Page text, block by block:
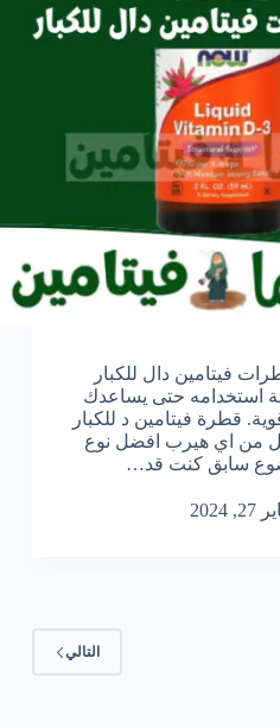
فيتامين دال للكبار
استخدامه حتى يساعدك
قطرة فيتامين د للكبار
من اي هيرب افضل نوع
سابق كنت قد…
2024
التالي